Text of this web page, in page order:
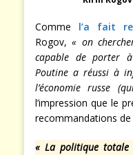
Comme l’a fait
Rogov,« on
capable de porter
Poutine a réussi à
l’économie russe
l’impression que le
recommandations
« La politique